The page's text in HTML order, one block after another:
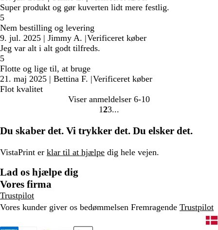
Super produkt og gør kuverten lidt mere festlig.
5
Nem bestilling og levering
9. jul. 2025 | Jimmy A. |Verificeret køber
Jeg var alt i alt godt tilfreds.
5
Flotte og lige til, at bruge
21. maj 2025 | Bettina F. |Verificeret køber
Flot kvalitet
Viser anmeldelser 6-10
Gå
side
1 Gå
side
2Gå
side
3
Du skaber det. Vi trykker det. Du elsker det.
VistaPrint er klar til at hjælpe dig hele vejen.
Lad os hjælpe dig
Vores firma
Trustpilot
Vores kunder giver os bedømmelsen Fremragende Trustpilot